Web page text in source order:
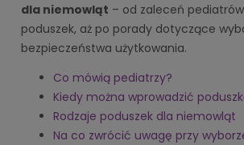
dla niemowląt – od zaleceń
poduszek, aż po porady dotyczące
bezpieczeństwa użytkowania.
Co mówią pediatrzy?
Kiedy można wprowadzić
Rodzaje poduszek dla niemowląt
Na co zwrócić uwagę przy